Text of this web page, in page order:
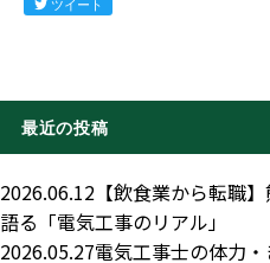
最近の投稿
2026.06.12 【飲食業から転職
語る「電気工事のリアル」
2026.05.27電気工事士の体力